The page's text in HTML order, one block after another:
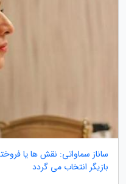
ساناز سماواتی: نقش ها یا
بازیگر انتخاب می گردد